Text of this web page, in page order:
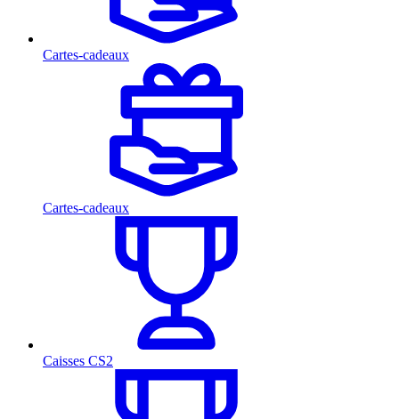
Cartes-cadeaux
Cartes-cadeaux
Caisses CS2